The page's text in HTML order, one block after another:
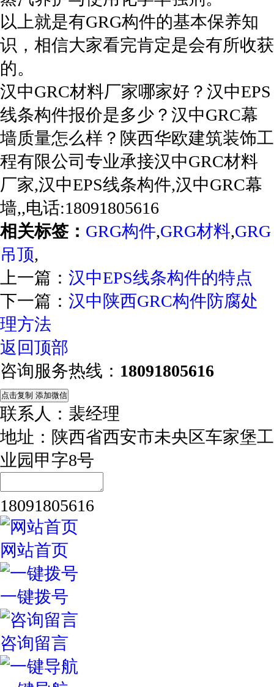
以上就是有GRG构件的基本保养知
识，相信大家看完肯定是会有所收获
的。
汉中GRC材料厂家哪家好？汉中EPS
线条构件报价是多少？汉中GRC幕
墙质量怎么样？陕西华欧建筑装饰工
程有限公司专业承接汉中GRC材料
厂家,汉中EPS线条构件,汉中GRC幕
墙,,电话:18091805616
相关标签： GRG构件,GRG材料,GRG
吊顶,
上一篇： 汉中EPS线条构件的特点
下一篇： 汉中陕西GRC构件防腐处
理方法
返回顶部
咨询服务热线： 18091805616
点击复制 添加微信
联系人：裴经理
地址：陕西省西安市未央区车家堡工
业园甲字8号
18091805616
网站首页
一键拨号
咨询留言